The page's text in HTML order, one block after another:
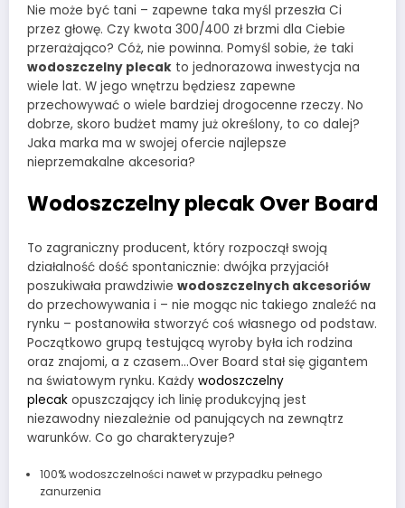
Nie może być tani – zapewne taka myśl przeszła Ci
przez głowę. Czy kwota 300/400 zł brzmi dla Ciebie
przerażająco? Cóż, nie powinna. Pomyśl sobie, że taki
wodoszczelny plecak to jednorazowa inwestycja na
wiele lat. W jego wnętrzu będziesz zapewne
przechowywać o wiele bardziej drogocenne rzeczy. No
dobrze, skoro budżet mamy już określony, to co dalej?
Jaka marka ma w swojej ofercie najlepsze
nieprzemakalne akcesoria?
Wodoszczelny plecak Over Board
To zagraniczny producent, który rozpoczął swoją
działalność dość spontanicznie: dwójka przyjaciół
poszukiwała prawdziwie wodoszczelnych akcesoriów
do przechowywania i – nie mogąc nic takiego znaleźć na
rynku – postanowiła stworzyć coś własnego od podstaw.
Początkowo grupą testującą wyroby była ich rodzina
oraz znajomi, a z czasem…Over Board stał się gigantem
na światowym rynku. Każdy wodoszczelny
plecak opuszczający ich linię produkcyjną jest
niezawodny niezależnie od panujących na zewnątrz
warunków. Co go charakteryzuje?
100% wodoszczelności nawet w przypadku pełnego
zanurzenia